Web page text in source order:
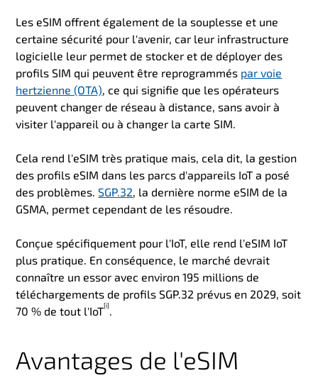
Les eSIM offrent également de la souplesse et une
certaine sécurité pour l'avenir, car leur infrastructure
logicielle leur permet de stocker et de déployer des
profils SIM qui peuvent être reprogrammés par voie
hertzienne (OTA) , ce qui signifie que les opérateurs
peuvent changer de réseau à distance, sans avoir à
visiter l'appareil ou à changer la carte SIM.
Cela rend l'eSIM très pratique mais, cela dit, la gestion
des profils eSIM dans les parcs d'appareils IoT a posé
des problèmes.SGP.32 , la dernière norme eSIM de la
GSMA, permet cependant de les résoudre.
Conçue spécifiquement pour l'IoT, elle rend l'eSIM IoT
plus pratique. En conséquence, le marché devrait
connaître un essor avec environ 195 millions de
téléchargements de profils SGP.32 prévus en 2029, soit
70 % de tout l'IoT[i]
Avantages de l'eSIM